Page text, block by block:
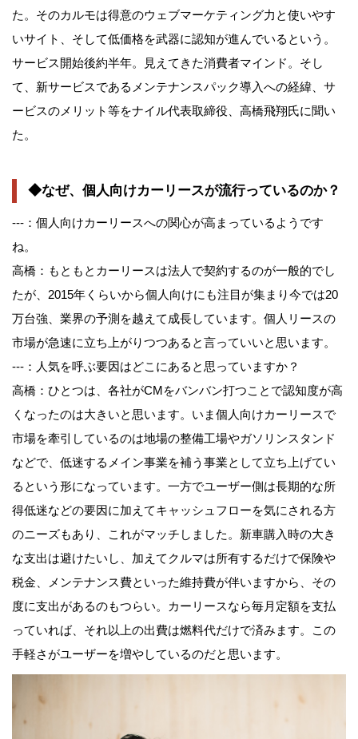
た。そのカルモは得意のウェブマーケティング力と使いやす
いサイト、そして低価格を武器に認知が進んでいるという。
サービス開始後約半年。見えてきた消費者マインド。そし
て、新サービスであるメンテナンスパック導入への経緯、サ
ービスのメリット等をナイル代表取締役、高橋飛翔氏に聞い
た。
◆なぜ、個人向けカーリースが流行っているのか？
---：個人向けカーリースへの関心が高まっているようです
ね。
高橋：もともとカーリースは法人で契約するのが一般的でし
たが、2015年くらいから個人向けにも注目が集まり今では20
万台強、業界の予測を越えて成長しています。個人リースの
市場が急速に立ち上がりつつあると言っていいと思います。
---：人気を呼ぶ要因はどこにあると思っていますか？
高橋：ひとつは、各社がCMをバンバン打つことで認知度が高
くなったのは大きいと思います。いま個人向けカーリースで
市場を牽引しているのは地場の整備工場やガソリンスタンド
などで、低迷するメイン事業を補う事業として立ち上げてい
るという形になっています。一方でユーザー側は長期的な所
得低迷などの要因に加えてキャッシュフローを気にされる方
のニーズもあり、これがマッチしました。新車購入時の大き
な支出は避けたいし、加えてクルマは所有するだけで保険や
税金、メンテナンス費といった維持費が伴いますから、その
度に支出があるのもつらい。カーリースなら毎月定額を支払
っていれば、それ以上の出費は燃料代だけで済みます。この
手軽さがユーザーを増やしているのだと思います。